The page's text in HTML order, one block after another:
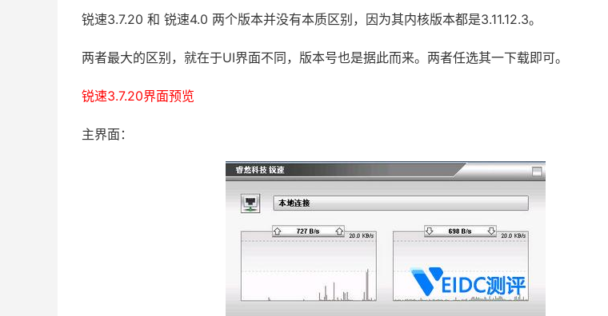
锐速3.7.20 和 锐速4.0 两个版本并没有本质区别，因为其内核版本都是3.11.12.3。
两者最大的区别，就在于UI界面不同，版本号也是据此而来。两者任选其一下载即可。
锐速3.7.20界面预览
主界面：